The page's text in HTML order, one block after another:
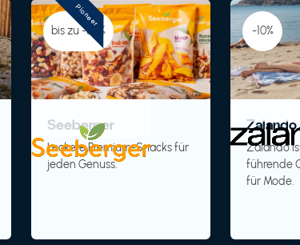
bis zu -30%
Seeberger
Leckere Premium-Snacks für
jeden Genuss.
Pioneer
-10%
Zalando
führende
für Mode.